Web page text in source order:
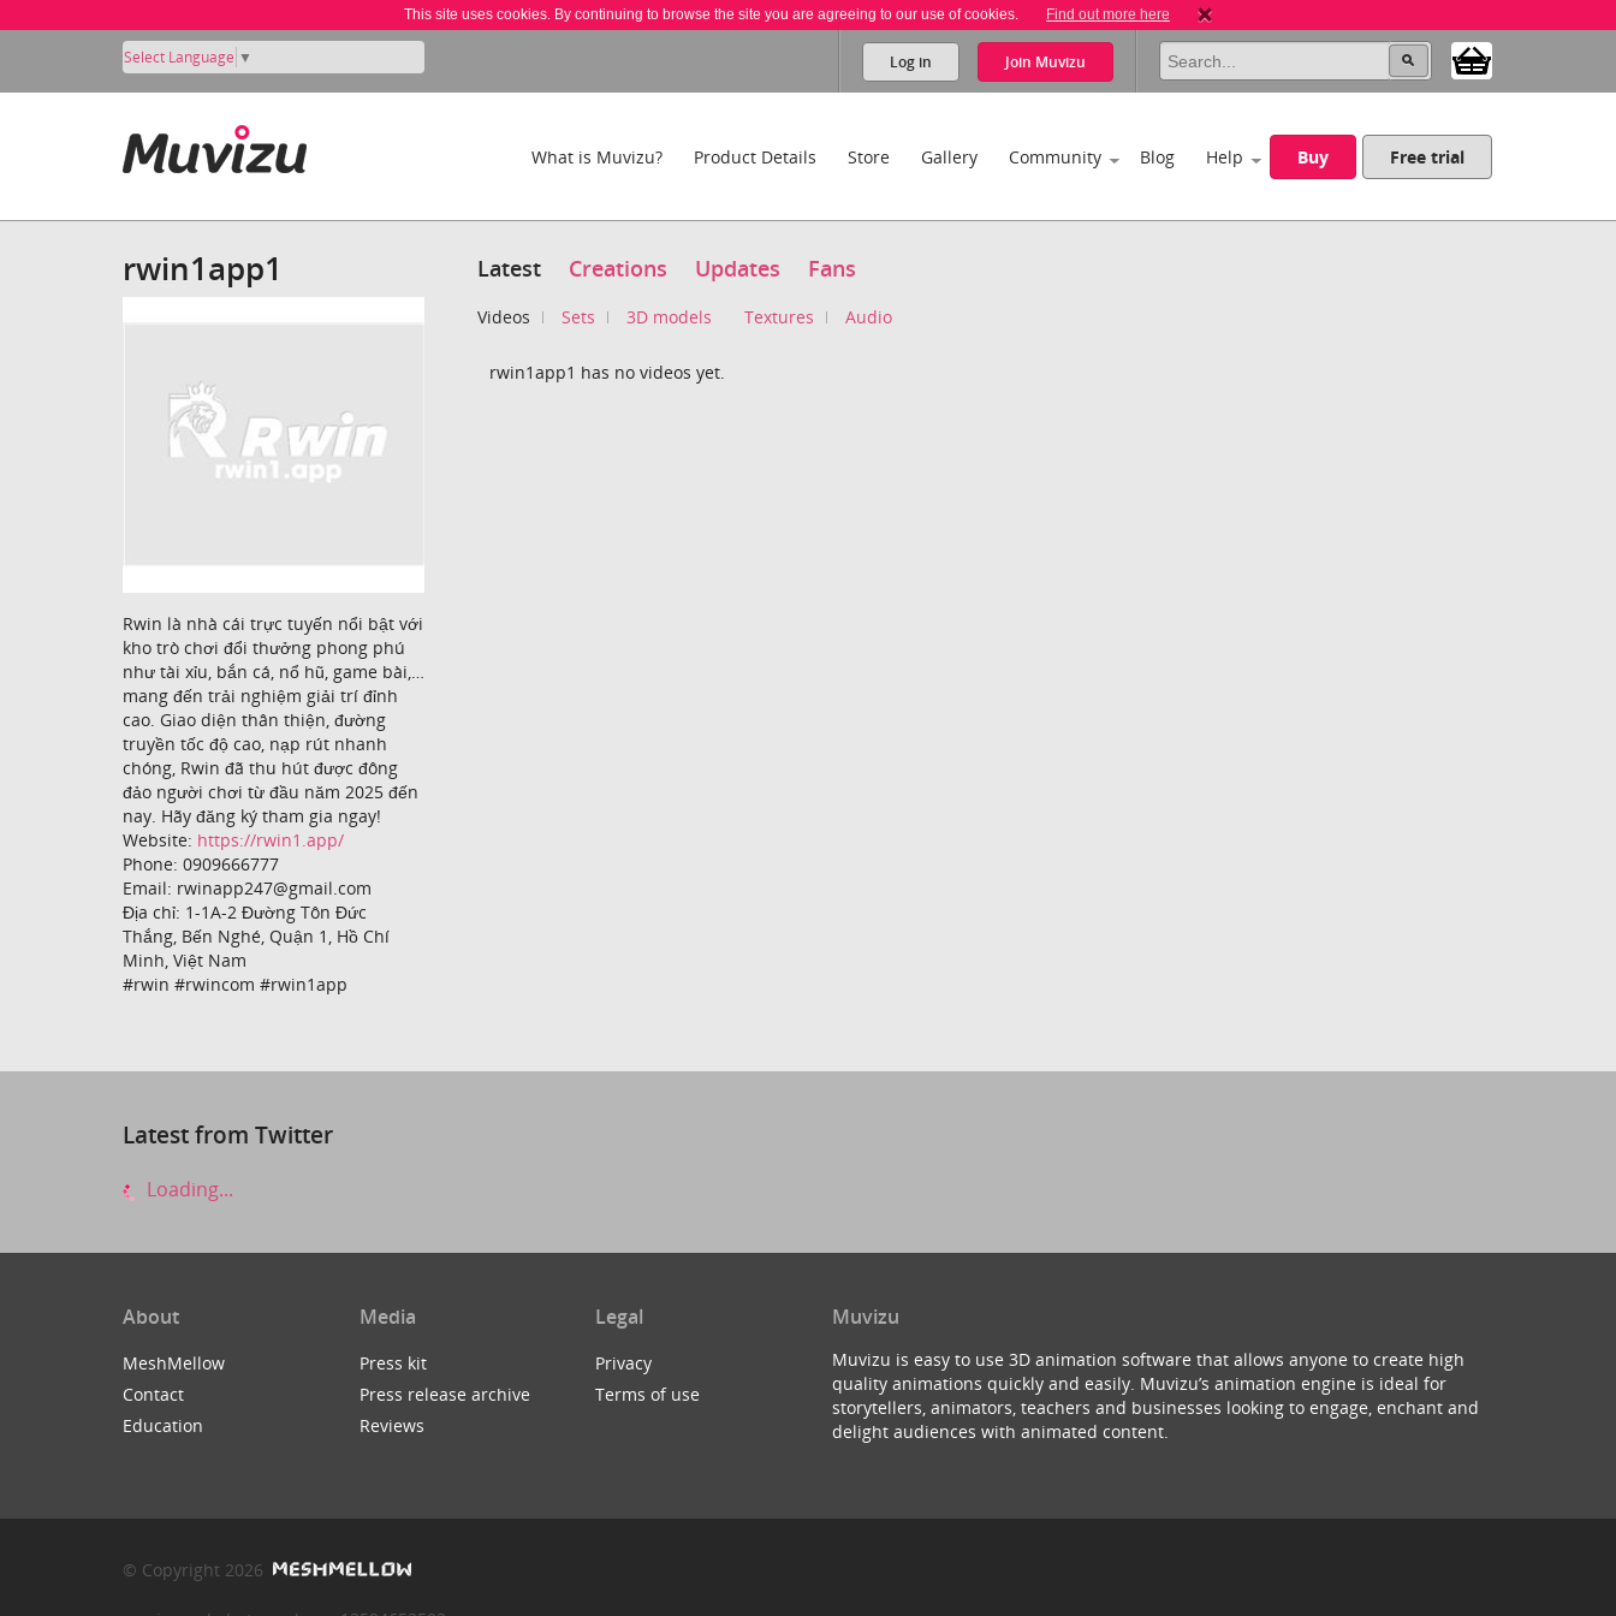
This site uses cookies. By continuing to browse the site you are agreeing to our use of cookies. Find out more here
Select Language ▼ Log in Join Muvizu
What is Muvizu? Product Details Store Gallery Community Blog Help Buy Free trial
rwin1app1
Rwin là nhà cái trực tuyến nổi bật với
kho trò chơi đổi thưởng phong phú
như tài xỉu, bắn cá, nổ hũ, game bài,…
mang đến trải nghiệm giải trí đỉnh
cao. Giao diện thân thiện, đường
truyền tốc độ cao, nạp rút nhanh
chóng, Rwin đã thu hút được đông
đảo người chơi từ đầu năm 2025 đến
nay. Hãy đăng ký tham gia ngay!
Website: https://rwin1.app/
Phone: 0909666777
Email: rwinapp247@gmail.com
Địa chỉ: 1-1A-2 Đường Tôn Đức
Thắng, Bến Nghé, Quận 1, Hồ Chí
Minh, Việt Nam
#rwin #rwincom #rwin1app
Latest Creations Updates Fans
Videos Sets 3D models Textures Audio
rwin1app1 has no videos yet.
Latest from Twitter
Loading...
About
MeshMellow
Contact
Education
Media
Press kit
Press release archive
Reviews
Legal
Privacy
Terms of use
Muvizu
Muvizu is easy to use 3D animation software that allows anyone to create high
quality animations quickly and easily. Muvizu’s animation engine is ideal for
storytellers, animators, teachers and businesses looking to engage, enchant and
delight audiences with animated content.
© Copyright 2026